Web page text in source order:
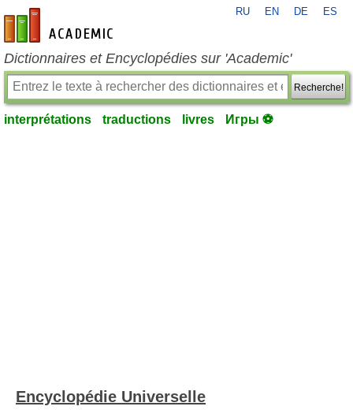
fr-academic.com
RU EN DE ES
Dictionnaires et Encyclopédies sur 'Academic'
Recherche!
interprétations traductions livres Игры ⚽
Encyclopédie Universelle